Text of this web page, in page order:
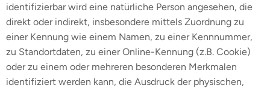
identifizierbar wird eine natürliche Person angesehen, die
direkt oder indirekt, insbesondere mittels Zuordnung zu
einer Kennung wie einem Namen, zu einer Kennnummer,
zu Standortdaten, zu einer Online-Kennung (z.B. Cookie)
oder zu einem oder mehreren besonderen Merkmalen
identifiziert werden kann, die Ausdruck der physischen,